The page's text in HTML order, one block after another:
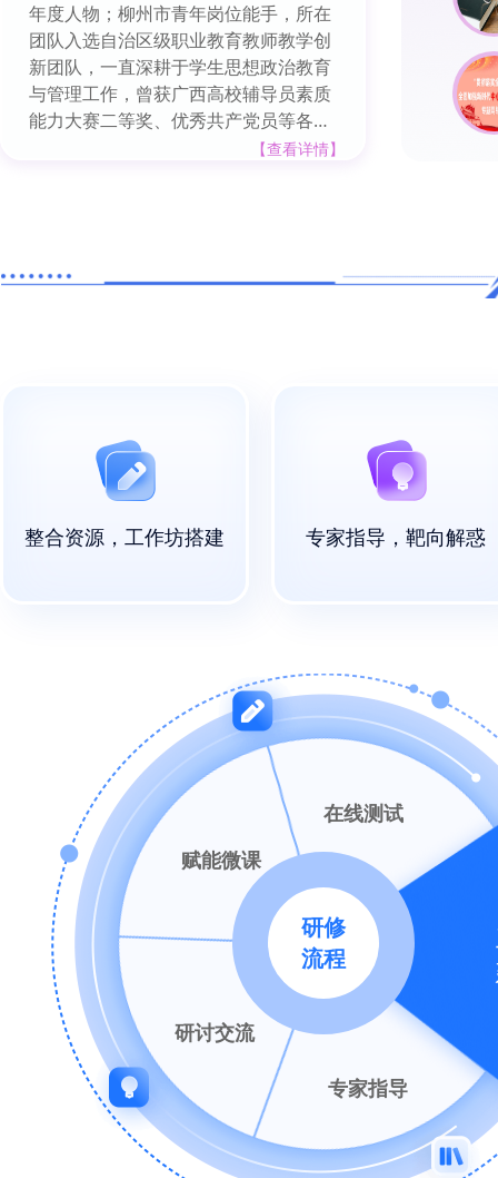
年度人物；柳州市青年岗位能手，所在
团队入选自治区级职业教育教师教学创
新团队，一直深耕于学生思想政治教育
与管理工作，曾获广西高校辅导员素质
能力大赛二等奖、优秀共产党员等各级
各类荣誉80余项。近2年，主笔撰写全国
【查看详情】
整合资源，工作坊搭建 专家指导，靶向解惑
工作坊
专家指导
研讨交流
赋能微课
在线测试
研修
流程